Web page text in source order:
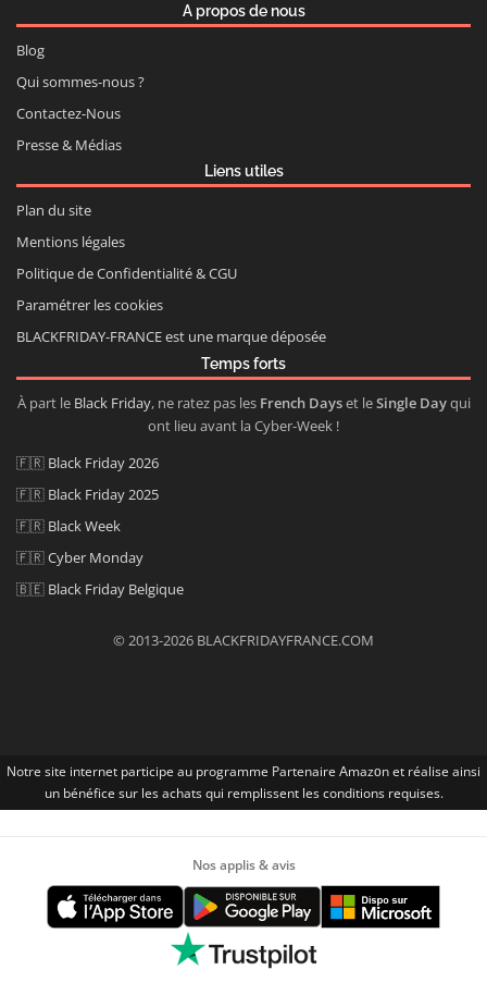
A propos de nous
Blog
Qui sommes-nous ?
Contactez-Nous
Presse & Médias
Liens utiles
Plan du site
Mentions légales
Politique de Confidentialité & CGU
Paramétrer les cookies
BLACKFRIDAY-FRANCE est une marque déposée
Temps forts
À part le Black Friday, ne ratez pas les French Dayset leSingle Dayqui
ont lieu avant la Cyber-Week !
🇫🇷 Black Friday 2026
🇫🇷 Black Friday 2025
🇫🇷 Black Week
🇫🇷Cyber Monday
🇧🇪 Black Friday Belgique
© 2013-2026 BLACKFRIDAYFRANCE.COM
Notre site internet participe au programme Partenaire Αmazοn et réalise ainsi
un bénéfice sur les achats qui remplissent les conditions requises.
Nos applis & avis